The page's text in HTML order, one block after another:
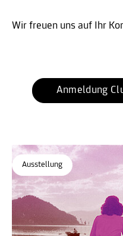
Wir freuen uns auf Ihr
Anmeldung
Ausstellung